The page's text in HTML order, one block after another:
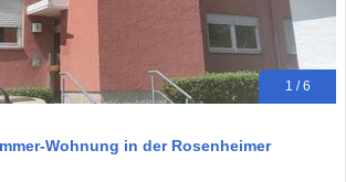
1 / 6
Wohnung in der Rosenheimer